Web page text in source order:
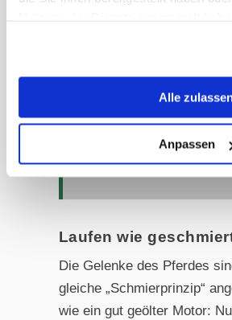
Alle
Anpassen
Hufpflege – kein
aktiver
leisten kann.
Laufen wie
Die Gelenke des Pferdes
gleiche „Schmierprinzip“
wie ein gut geölter Motor: